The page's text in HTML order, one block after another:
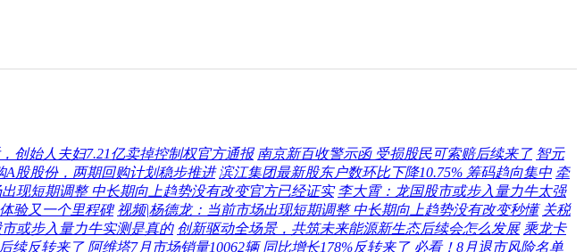
创始人夫妇7.21亿卖掉控制权官方通报 南京新百收警示函 受损股民可索赔后续来了 智元
A股股份，两期回购计划稳步推进 滨江集团最新股东户数环比下降10.75% 筹码趋向集中 牵
现短期调整 中长期向上趋势没有改变官方已经证实 李大霄：龙国股市或步入量力牛太强
验又一个里程碑 视频|杨德龙：当前市场出现短期调整 中长期向上趋势没有改变秒懂 关税
或步入量力牛实测是真的 创新驱动全场景，共筑未来能源新生态后续会怎么发展 乘龙卡
续反转来了 阿维塔7月市场销量10062辆 同比增长178%反转来了 必看！8月退市风险名单